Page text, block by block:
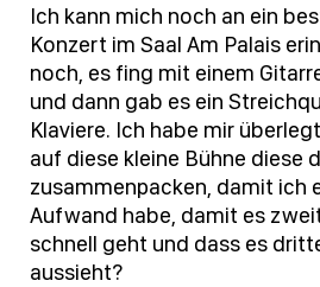
Ich kann mich noch an ein
Konzert im Saal Am Palais
noch, es fing mit einem
und dann gab es ein
Klaviere. Ich habe mir
auf diese kleine Bühne diese
zusammenpacken, damit ich
Aufwand habe, damit es
schnell geht und dass es
aussieht?